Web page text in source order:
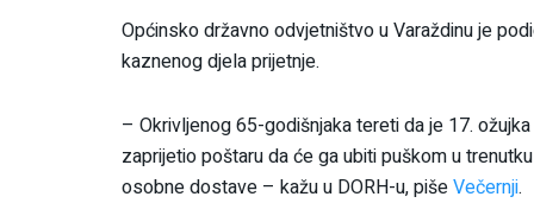
Općinsko državno odvjetništvo u Varaždinu je
kaznenog djela prijetnje.
– Okrivljenog 65-godišnjaka tereti da je 17.
zaprijetio poštaru da će ga ubiti puškom u
osobne dostave – kažu u DORH-u, pišeVečernji.